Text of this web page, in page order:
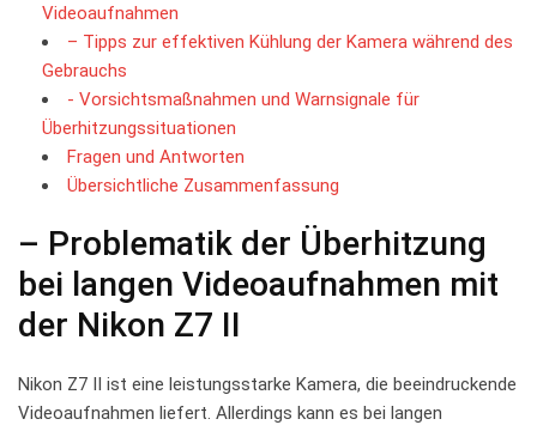
Videoaufnahmen
– Tipps zur‌ effektiven⁣ Kühlung⁣ der⁢ Kamera während des
Gebrauchs
-​ Vorsichtsmaßnahmen und Warnsignale für
Überhitzungssituationen
Fragen und ​Antworten
Übersichtliche Zusammenfassung
– Problematik der Überhitzung
bei⁤ langen‍ Videoaufnahmen‍ mit
der ​Nikon Z7 II
Nikon Z7 ⁢II ist⁢ eine‍ leistungsstarke ​Kamera, ‍die beeindruckende
Videoaufnahmen​ liefert. Allerdings kann es‌ bei langen